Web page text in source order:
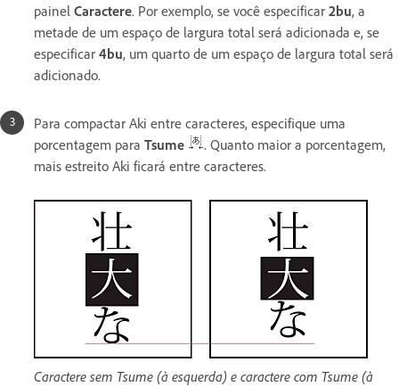
painel Caractere. Por exemplo, se você especificar 2bu, a
metade de um espaço de largura total será adicionada e, se
especificar 4bu, um quarto de um espaço de largura total será
adicionado.
Para compactar Aki entre caracteres, especifique uma
porcentagem para Tsume
. Quanto maior a porcentagem,
mais estreito Aki ficará entre caracteres.
Caractere sem Tsume (à esquerda) e caractere com Tsume (à